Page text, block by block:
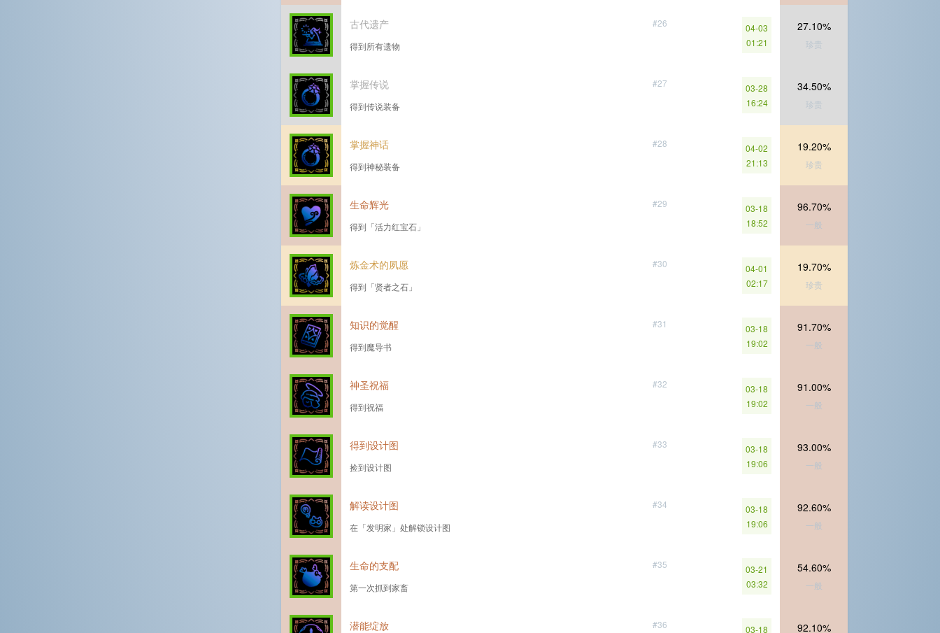
#26
古代遗产
得到所有遗物
04-03
01:21
27.10%
珍贵
#27
掌握传说
得到传说装备
03-28
16:24
34.50%
珍贵
#28
掌握神话
得到神秘装备
04-02
21:13
19.20%
珍贵
#29
生命辉光
得到「活力红宝石」
03-18
18:52
96.70%
一般
#30
炼金术的夙愿
得到「贤者之石」
04-01
02:17
19.70%
珍贵
#31
知识的觉醒
得到魔导书
03-18
19:02
91.70%
一般
#32
神圣祝福
得到祝福
03-18
19:02
91.00%
一般
#33
得到设计图
捡到设计图
03-18
19:06
93.00%
一般
#34
解读设计图
在「发明家」处解锁设计图
03-18
19:06
92.60%
一般
#35
生命的支配
第一次抓到家畜
03-21
03:32
54.60%
一般
#36
潜能绽放 03-18 92.10%